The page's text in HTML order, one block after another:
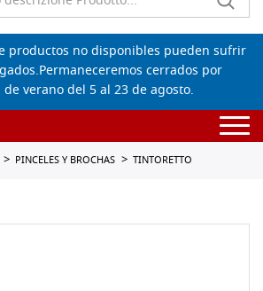
productos no disponibles pueden sufrir
cerrados por
de verano del 5 al 23 de agosto.
PINCELES Y BROCHAS TINTORETTO